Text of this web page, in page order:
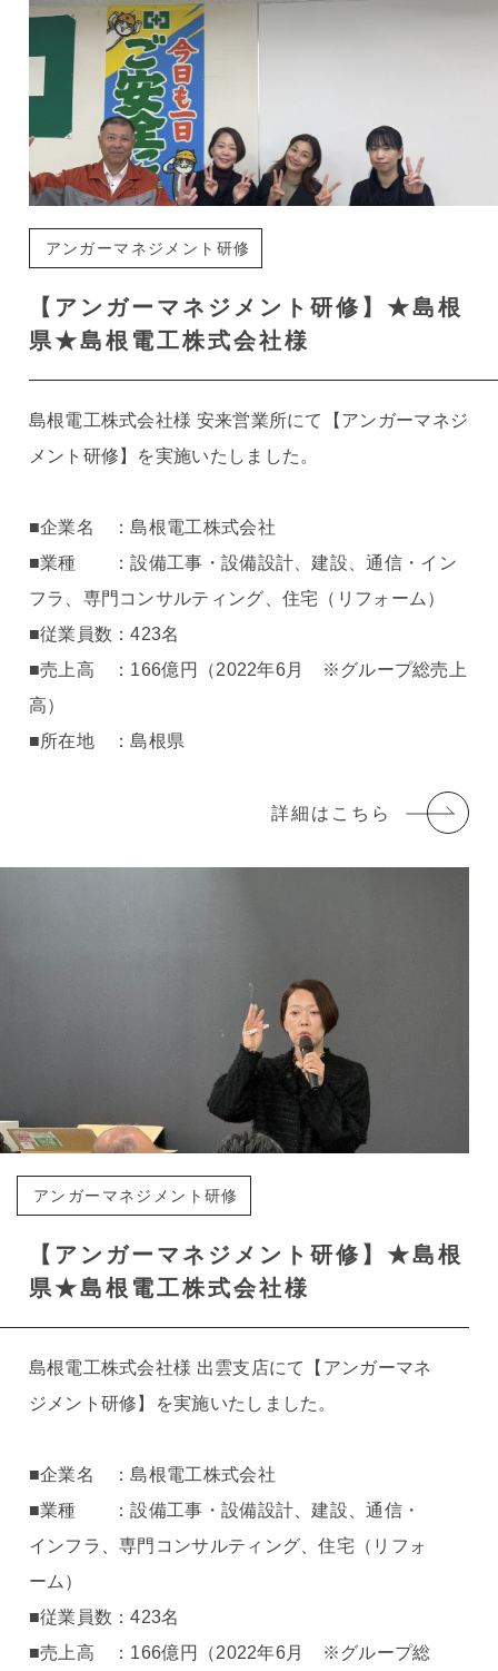
アンガーマネジメント研修
【アンガーマネジメント研修】★島根
県★島根電工株式会社様
島根電工株式会社様 安来営業所にて【アンガーマネジ
メント研修】を実施いたしました。
■企業名 ：島根電工株式会社
■業種 ：設備工事・設備設計、建設、通信・イン
フラ、専門コンサルティング、住宅（リフォーム）
■従業員数：423名
■売上高 ：166億円（2022年6月 ※グループ総売上
高）
■所在地 ：島根県
詳細はこちら
アンガーマネジメント研修
【アンガーマネジメント研修】★島根
県★島根電工株式会社様
島根電工株式会社様 出雲支店にて【アンガーマネ
ジメント研修】を実施いたしました。
■企業名 ：島根電工株式会社
■業種 ：設備工事・設備設計、建設、通信・
インフラ、専門コンサルティング、住宅（リフォ
ーム）
■従業員数：423名
■売上高 ：166億円（2022年6月 ※グループ総